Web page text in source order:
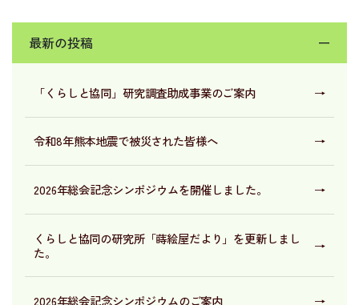
最新の投稿 ー
「くらしと協同」研究調査助成事業のご案内 →
令和8年熊本地震で被災された皆様へ →
2026年総会記念シンポジウムを開催しました。 →
くらしと協同の研究所「蒔絵屋だより」を更新しまし
た。
→
2026年総会記念シンポジウムのご案内 →